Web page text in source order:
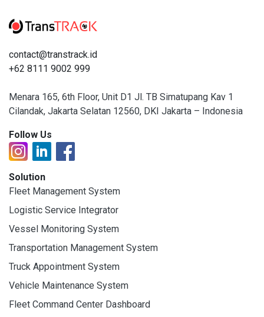
contact@transtrack.id
+62 8111 9002 999
Menara 165, 6th Floor, Unit D1 Jl. TB Simatupang Kav 1
Cilandak, Jakarta Selatan 12560, DKI Jakarta – Indonesia
Follow Us
Solution
Fleet Management System
Logistic Service Integrator
Vessel Monitoring System
Transportation Management System
Truck Appointment System
Vehicle Maintenance System
Fleet Command Center Dashboard